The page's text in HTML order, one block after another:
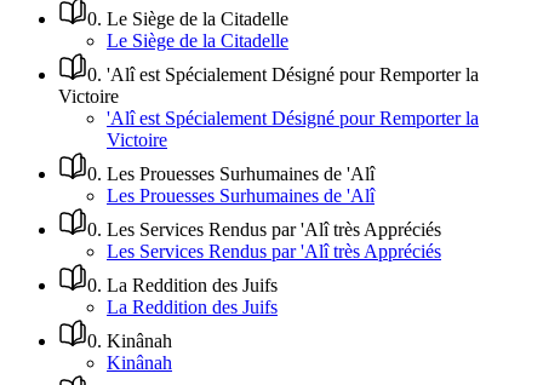
0. Le Siège de la Citadelle
Le Siège de la Citadelle
0. 'Alî est Spécialement Désigné pour Remporter la
Victoire
'Alî est Spécialement Désigné pour Remporter la
Victoire
0. Les Prouesses Surhumaines de 'Alî
Les Prouesses Surhumaines de 'Alî
0. Les Services Rendus par 'Alî très Appréciés
Les Services Rendus par 'Alî très Appréciés
0. La Reddition des Juifs
La Reddition des Juifs
0. Kinânah
Kinânah